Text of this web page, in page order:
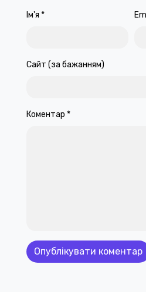
Ім'я *
Сайт (за бажанням)
Коментар *